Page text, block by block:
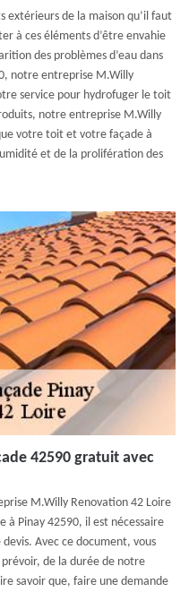
extérieurs de la maison qu’il faut
à ces éléments d’être envahie
des problèmes d’eau dans
notre entreprise M.Willy
service pour hydrofuger le toit
notre entreprise M.Willy
votre toit et votre façade à
et de la prolifération des
42590 gratuit avec
M.Willy Renovation 42 Loire
à Pinay 42590, il est nécessaire
Avec ce document, vous
prévoir, de la durée de notre
savoir que, faire une demande